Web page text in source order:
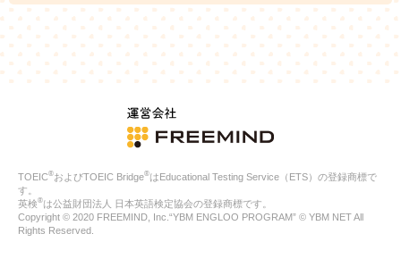
て広告を配信することがあります。第三者広告配信事業者が、こ
れらの情報を広告配信以外の目的で利用することはありません。
4.
個人情報の第三者への提供
当社は、次の場合を除き、ご本人の同意なしに個人情報を第三者
に提供することはありません。
ご本人の同意がある場合
法令に基づく場合
人の生命、身体または財産の保護のために必要がある場合であ
公衆衛生の向上または児童の健全な育成の推進のために特に必
合
特定した利用目的の達成に必要な範囲内において、個人情報の
TOEIC®およびTOEIC Bridge®はEducational Testing Service（ETS）の登録商標で
す。
英検®は公益財団法人 日本英語検定協会の登録商標です。
Copyright © 2020 FREEMIND, Inc.“YBM ENGLOO PROGRAM” © YBM NET All
Rights Reserved.